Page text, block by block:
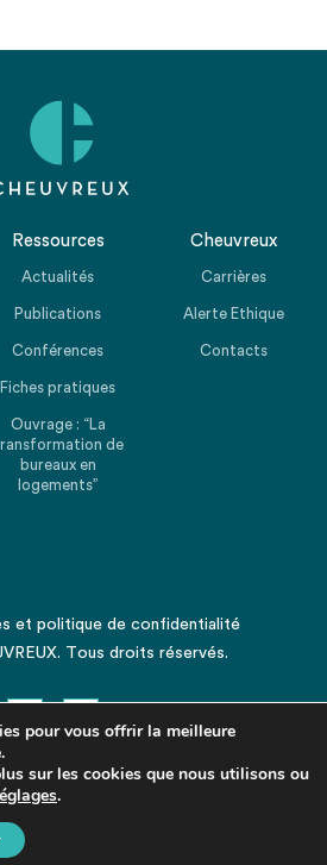
Ressources
Actualités
Publications
Conférences
Fiches pratiques
Ouvrage : “La
de
bureaux en
logements”
Cheuvreux
Carrières
Alerte Ethique
Contacts
et politique de confidentialité
Tous droits réservés.
en haut de la page
pour vous offrir la meilleure
sur les cookies que nous utilisons ou
.